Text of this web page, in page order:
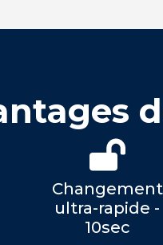
Changement
ultra-rapide -
10sec